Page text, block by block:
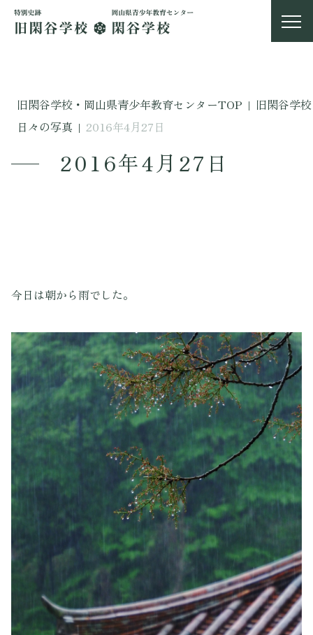
旧閑谷学校・岡山県青少年教育センターTOP | 旧閑谷学校
日々の写真 | 2016年4月27日
2016年4月27日
今日は朝から雨でした。